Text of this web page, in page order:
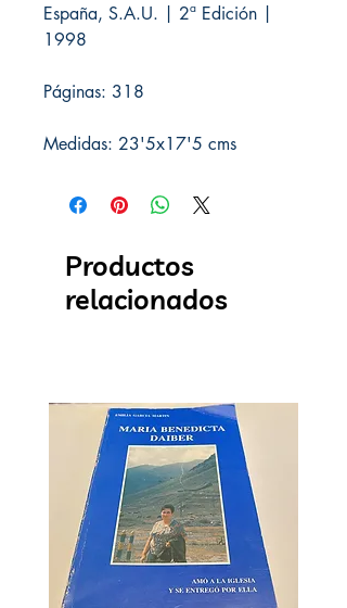
España, S.A.U. | 2ª Edición |
1998
Páginas: 318
Medidas: 23'5x17'5 cms
Productos
relacionados